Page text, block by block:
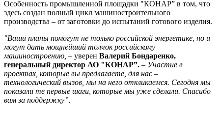
Особенность промышленной площадки "КОНАР” в том, что
здесь создан полный цикл машиностроительного
производства – от заготовки до испытаний готового изделия.
"Ваши планы помогут не только российской энергетике, но и
могут дать мощнейший толчок российскому
машиностроению, – уверен Валерий Бондаренко,
генеральный директор АО "КОНАР”. – Участие в
проектах, которые вы предлагаете, для нас –
технологический вызов, мы на него откликаемся. Сегодня мы
показали те первые шаги, которые мы уже сделали. Спасибо
вам за поддержку”.